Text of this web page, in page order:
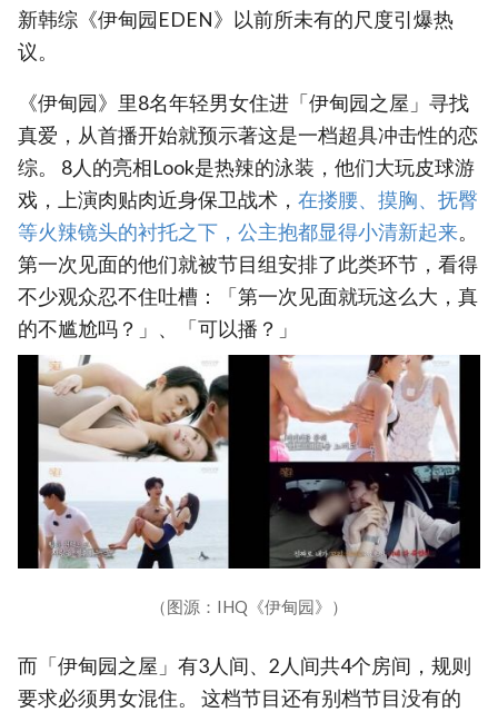
新韩综《伊甸园EDEN》以前所未有的尺度引爆热
议。
《伊甸园》里8名年轻男女住进「伊甸园之屋」寻找
真爱，从首播开始就预示著这是一档超具冲击性的恋
综。 8人的亮相Look是热辣的泳装，他们大玩皮球游
戏，上演肉贴肉近身保卫战术， 在搂腰、摸胸、抚臀
等火辣镜头的衬托之下，公主抱都显得小清新起来。
第一次见面的他们就被节目组安排了此类环节，看得
不少观众忍不住吐槽：「第一次见面就玩这么大，真
的不尴尬吗？」、「可以播？」
（图源：IHQ《伊甸园》）
而「伊甸园之屋」有3人间、2人间共4个房间，规则
要求必须男女混住。 这档节目还有别档节目没有的